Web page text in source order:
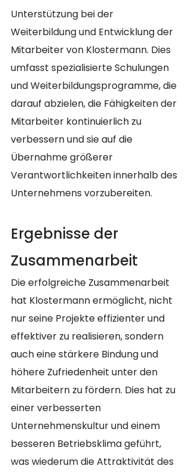
Unterstützung bei der
Weiterbildung und Entwicklung der
Mitarbeiter von Klostermann. Dies
umfasst spezialisierte Schulungen
und Weiterbildungsprogramme, die
darauf abzielen, die Fähigkeiten der
Mitarbeiter kontinuierlich zu
verbessern und sie auf die
Übernahme größerer
Verantwortlichkeiten innerhalb des
Unternehmens vorzubereiten.
Ergebnisse der
Zusammenarbeit
Die erfolgreiche Zusammenarbeit
hat Klostermann ermöglicht, nicht
nur seine Projekte effizienter und
effektiver zu realisieren, sondern
auch eine stärkere Bindung und
höhere Zufriedenheit unter den
Mitarbeitern zu fördern. Dies hat zu
einer verbesserten
Unternehmenskultur und einem
besseren Betriebsklima geführt,
was wiederum die Attraktivität des